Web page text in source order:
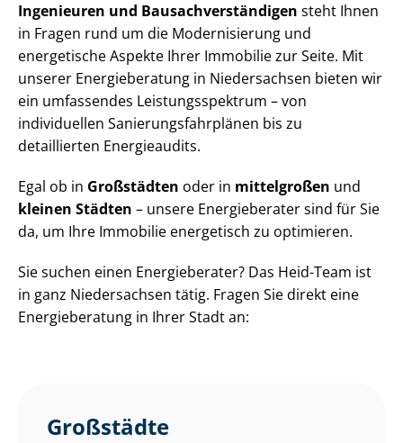
Ingenieuren und Bau­sach­ver­stän­di­gen steht Ihnen
in Fragen rund um die Modernisierung und
energetische Aspekte Ihrer Immobilie zur Seite. Mit
unserer Energieberatung in Niedersachsen bieten wir
ein umfassendes Leis­tungs­spek­trum – von
individuellen Sa­nie­rungs­fahr­plä­nen bis zu
detaillierten Energieaudits.
Egal ob in Großstädten oder in mittelgroßen und
kleinen Städten – unsere Energieberater sind für Sie
da, um Ihre Immobilie energetisch zu optimieren.
Sie suchen einen Energieberater? Das Heid-Team ist
in ganz Niedersachsen tätig. Fragen Sie direkt eine
Energieberatung in Ihrer Stadt an:
Großstädte